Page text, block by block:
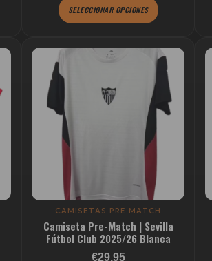
SELECCIONAR OPCIONES
de
producto
CAMISETAS PRE MATCH
Camiseta Pre-Match | Sevilla
Fútbol Club 2025/26 Blanca
€29,95
Este
producto
múltiples
variantes.
opciones
pueden
elegir
en
la